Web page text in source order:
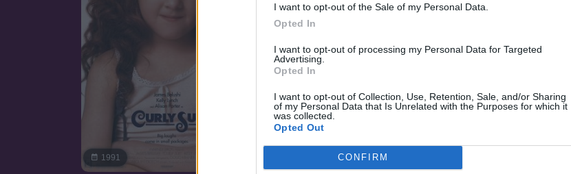
I want to opt-out of the Sale of my Personal Data.
Opted In
I want to opt-out of processing my Personal Data for Targeted
Advertising.
Opted In
I want to opt-out of Collection, Use, Retention, Sale, and/or Sharing
of my Personal Data that Is Unrelated with the Purposes for which it
was collected.
Opted Out
CONFIRM
1991